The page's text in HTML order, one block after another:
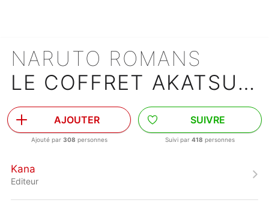
NARUTO ROMANS
LE COFFRET AKATSUKI
AJOUTER
Ajouté par 308 personnes
SUIVRE
Suivi par 418 personnes
Kana
Editeur